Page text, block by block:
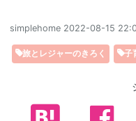
simplehome 2022-08-15
旅とレジャーのきろく 子